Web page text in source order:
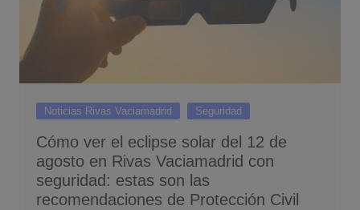
Noticias Rivas Vaciamadrid Seguridad
Cómo ver el eclipse solar del 12 de
agosto en Rivas Vaciamadrid con
seguridad: estas son las
recomendaciones de Protección Civil